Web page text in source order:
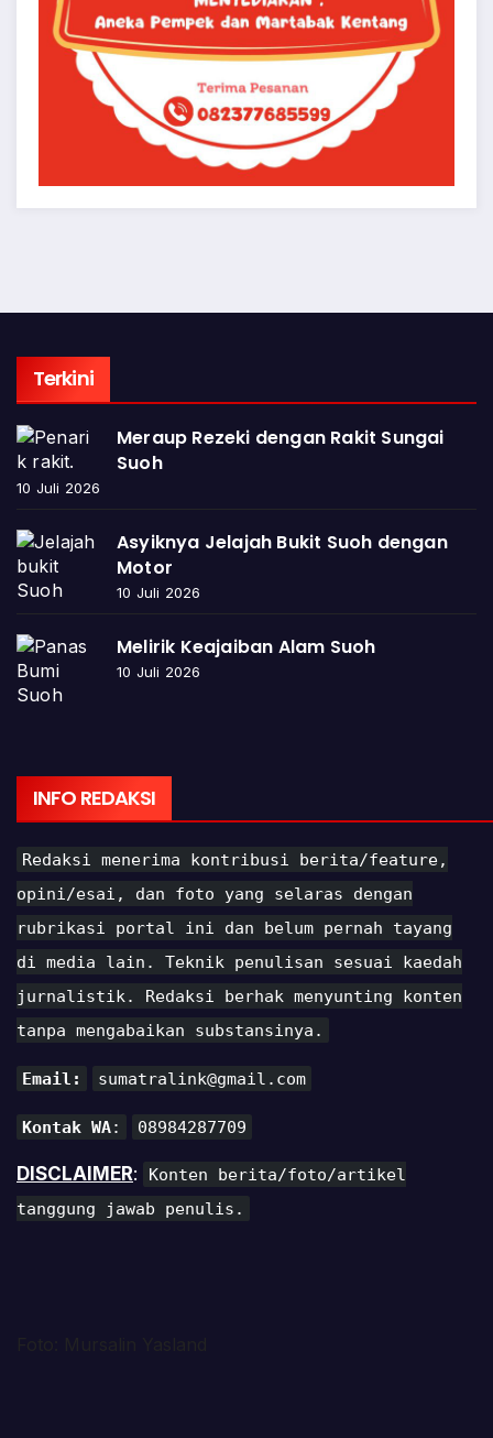
Terkini
Meraup Rezeki dengan Rakit Sungai
Suoh
10 Juli 2026
Asyiknya Jelajah Bukit Suoh dengan
Motor
10 Juli 2026
Melirik Keajaiban Alam Suoh
10 Juli 2026
INFO REDAKSI
Redaksi menerima kontribusi berita/feature,
opini/esai, dan foto yang selaras dengan
rubrikasi portal ini dan belum pernah tayang
di media lain. Teknik penulisan sesuai kaedah
jurnalistik. Redaksi berhak menyunting konten
tanpa mengabaikan substansinya.
Email: sumatralink@gmail.com
Kontak WA: 08984287709
DISCLAIMER:
Konten berita/foto/artikel
tanggung jawab penulis.